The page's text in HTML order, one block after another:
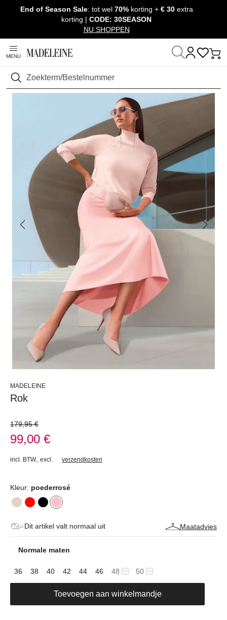
Navigatie overslaan, direct naar content
End of Season Sale: tot wel70% korting +€ 30 extra
korting | CODE: 30SEASON
NU SHOPPEN
MENU
Zoeken
Thuis Kleding
MADELEINE
Rok
179,95 €
99,00 €
incl. BTW. excl. verzendkosten
Kleur: poederrosé
Dit artikel valt normaal uit Maatadvies
Normale maten
36 38 40 42 44 46 48 50
Toevoegen aan winkelmandje